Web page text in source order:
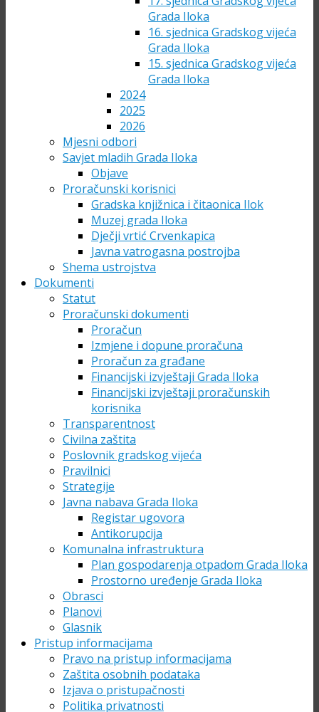
Grada Iloka
16. sjednica Gradskog vijeća
Grada Iloka
15. sjednica Gradskog vijeća
Grada Iloka
2024
2025
2026
Mjesni odbori
Savjet mladih Grada Iloka
Objave
Proračunski korisnici
Gradska knjižnica i čitaonica Ilok
Muzej grada Iloka
Dječji vrtić Crvenkapica
Javna vatrogasna postrojba
Shema ustrojstva
Dokumenti
Statut
Proračunski dokumenti
Proračun
Izmjene i dopune proračuna
Proračun za građane
Financijski izvještaji Grada Iloka
Financijski izvještaji proračunskih
korisnika
Transparentnost
Civilna zaštita
Poslovnik gradskog vijeća
Pravilnici
Strategije
Javna nabava Grada Iloka
Registar ugovora
Antikorupcija
Komunalna infrastruktura
Plan gospodarenja otpadom Grada Iloka
Prostorno uređenje Grada Iloka
Obrasci
Planovi
Glasnik
Pristup informacijama
Pravo na pristup informacijama
Zaštita osobnih podataka
Izjava o pristupačnosti
Politika privatnosti